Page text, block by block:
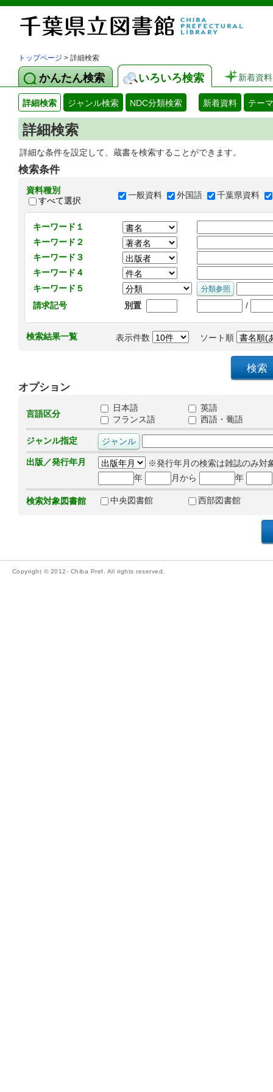
トップページ > 詳細検索
かんたん検索 いろいろ検索 新着資料
詳細検索 ジャンル検索 NDC分類検索 新着資料 テー
詳細検索
詳細な条件を設定して、蔵書を検索することができます。
検索条件
資料種別
すべて選択
一般資料 外国語 千葉県資料
キーワード１
キーワード２
キーワード３
キーワード４
キーワード５
請求記号
別置 /
検索結果一覧 表示件数 ソート順
オプション
言語区分
日本語
英語
フランス語
西語・葡語
ジャンル指定
出版／発行年月
※発行年月の検索は雑誌のみ対
年
月から 年
検索対象図書館 中央図書館 西部図書館
Copyright © 2012- Chiba Pref. All rights reserved.